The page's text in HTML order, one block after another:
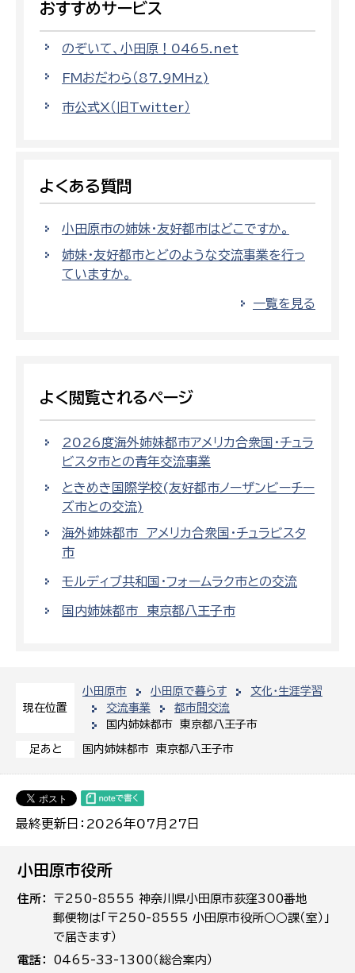
現在位置
小田原市 小田原で暮らす
文化・生涯学習
交流事業
都市間交流
国内姉妹都市 東京都八王子市
足あと 国内姉妹都市 東京都八王子市
最終更新日：2026年07月27日
おすすめサービス
のぞいて、小田原！0465.net
FMおだわら（87.9MHz)
市公式X（旧Twitter）
よくある質問
小田原市の姉妹・友好都市はどこですか。
姉妹・友好都市とどのような交流事業を行っ
ていますか。
一覧を見る
よく閲覧されるページ
2026度海外姉妹都市アメリカ合衆国・チュラ
ビスタ市との青年交流事業
ときめき国際学校(友好都市ノーザンビーチー
ズ市との交流)
海外姉妹都市 アメリカ合衆国・チュラビスタ
市
モルディブ共和国・フォームラク市との交流
国内姉妹都市 東京都八王子市
小田原市役所
住所
〒250-8555 神奈川県小田原市荻窪300番地
郵便物は「〒250-8555 小田原市役所○○課（室）」
で届きます）
電話
0465-33-1300（総合案内）